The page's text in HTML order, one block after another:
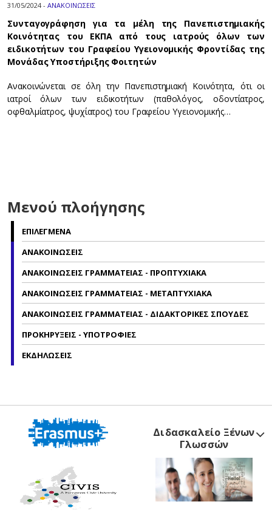
31/05/2024 - ΑΝΑΚΟΙΝΩΣΕΙΣ
Συνταγογράφηση για τα μέλη της Πανεπιστημιακής
Κοινότητας του ΕΚΠΑ από τους ιατρούς όλων των
ειδικοτήτων του Γραφείου Υγειονομικής Φροντίδας της
Μονάδας Υποστήριξης Φοιτητών
Ανακοινώνεται σε όλη την Πανεπιστημιακή Κοινότητα, ότι οι
ιατροί όλων των ειδικοτήτων (παθολόγος, οδοντίατρος,
οφθαλμίατρος, ψυχίατρος) του Γραφείου Υγειονομικής…
Μενού πλοήγησης
ΕΠΙΛΕΓΜΕΝΑ
ΑΝΑΚΟΙΝΩΣΕΙΣ
ΑΝΑΚΟΙΝΩΣΕΙΣ ΓΡΑΜΜΑΤΕΙΑΣ - ΠΡΟΠΤΥΧΙΑΚΑ
ΑΝΑΚΟΙΝΩΣΕΙΣ ΓΡΑΜΜΑΤΕΙΑΣ - ΜΕΤΑΠΤΥΧΙΑΚΑ
ΑΝΑΚΟΙΝΩΣΕΙΣ ΓΡΑΜΜΑΤΕΙΑΣ - ΔΙΔΑΚΤΟΡΙΚΕΣ ΣΠΟΥΔΕΣ
ΠΡΟΚΗΡΥΞΕΙΣ - ΥΠΟΤΡΟΦΙΕΣ
ΕΚΔΗΛΩΣΕΙΣ
Διδασκαλείο Ξένων
Γλωσσών